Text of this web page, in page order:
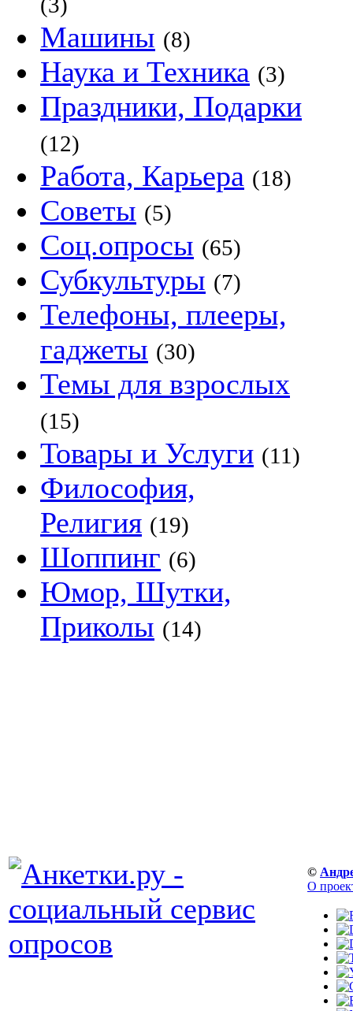
Машины (8)
Наука и Техника (3)
Праздники, Подарки
(12)
Работа, Карьера (18)
Советы (5)
Соц.опросы (65)
Субкультуры (7)
Телефоны, плееры,
гаджеты (30)
Темы для взрослых
(15)
Товары и Услуги (11)
Философия,
Религия (19)
Шоппинг (6)
Юмор, Шутки,
Приколы (14)
©
О